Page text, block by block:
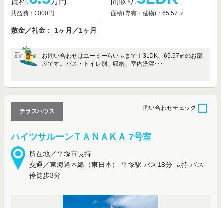
共益費：3000円 面積(専有・建物)：65.57㎡
敷金／礼金： 1ヶ月／1ヶ月
お問い合わせはユーミーらいふまで！3LDK、65.57㎡のお部
屋です。バス・トイレ別、収納、室内洗濯･･･
ハイツサルーンＴＡＮＡＫＡ 7号室
所在地／平塚市長持
交通／東海道本線（東日本） 平塚駅 バス18分 長持 バス
停徒歩3分
テラスハウス
問い合わせチェック